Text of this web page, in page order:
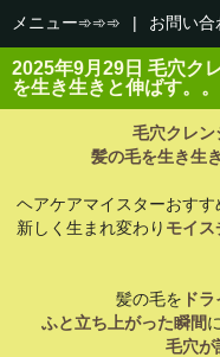
メニュー➾➾➾ | お問い合
2025年9月29日 毛穴ク
を生き生きと伸ばす。。
毛穴クレン
髪の毛を生き生
ヘアケアマイスターおす
新しく生まれ変わり モイス
髪の毛を ド
ふと立ち上がった瞬間に
毛穴が